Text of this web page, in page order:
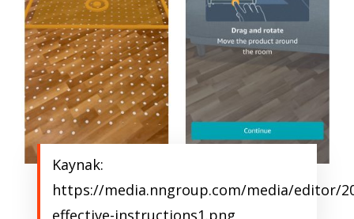
Kaynak:
https://media.nngroup.com/media/editor/